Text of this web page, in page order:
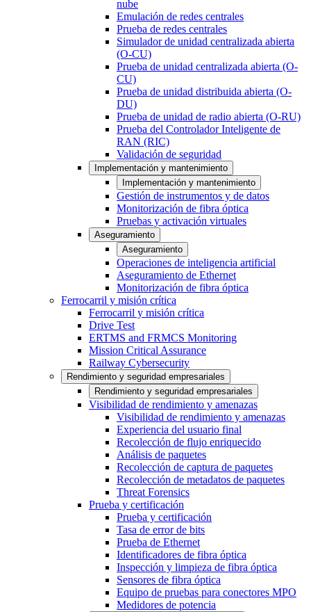
nube
Emulación de redes centrales
Prueba de redes centrales
Simulador de unidad centralizada abierta
(O-CU)
Prueba de unidad centralizada abierta (O-
CU)
Prueba de unidad distribuida abierta (O-
DU)
Prueba de unidad de radio abierta (O-RU)
Prueba del Controlador Inteligente de
RAN (RIC)
Validación de seguridad
Implementación y mantenimiento
Implementación y mantenimiento
Gestión de instrumentos y de datos
Monitorización de fibra óptica
Pruebas y activación virtuales
Aseguramiento
Aseguramiento
Operaciones de inteligencia artificial
Aseguramiento de Ethernet
Monitorización de fibra óptica
Ferrocarril y misión crítica
Ferrocarril y misión crítica
Drive Test
ERTMS and FRMCS Monitoring
Mission Critical Assurance
Railway Cybersecurity
Rendimiento y seguridad empresariales
Rendimiento y seguridad empresariales
Visibilidad de rendimiento y amenazas
Visibilidad de rendimiento y amenazas
Experiencia del usuario final
Recolección de flujo enriquecido
Análisis de paquetes
Recolección de captura de paquetes
Recolección de metadatos de paquetes
Threat Forensics
Prueba y certificación
Prueba y certificación
Tasa de error de bits
Prueba de Ethernet
Identificadores de fibra óptica
Inspección y limpieza de fibra óptica
Sensores de fibra óptica
Equipo de pruebas para conectores MPO
Medidores de potencia